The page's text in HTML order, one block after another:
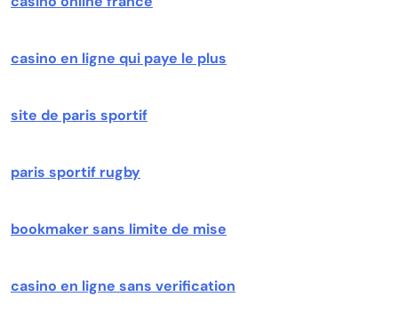
casino en ligne qui paye le plus
site de paris sportif
paris sportif rugby
bookmaker sans limite de mise
casino en ligne sans verification